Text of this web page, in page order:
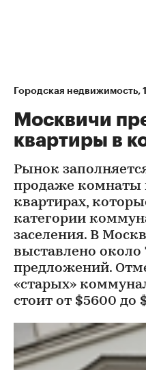
Городская недвижимость⁠,
Москвичи
квартиры в
Рынок
продаже комнаты
квартирах,
категории
заселения. В
выставлено
предложений.
«старых»
стоит от $5600 до